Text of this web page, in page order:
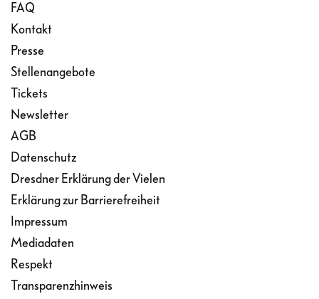
FAQ
Kontakt
Presse
Stellenangebote
Tickets
Newsletter
AGB
Datenschutz
Dresdner Erklärung der Vielen
Erklärung zur Barrierefreiheit
Impressum
Mediadaten
Respekt
Transparenzhinweis